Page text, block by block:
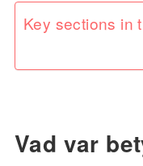
Key sections in
Vad var